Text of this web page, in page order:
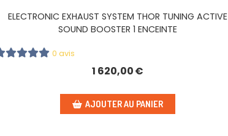
ELECTRONIC EXHAUST SYSTEM THOR TUNING ACTIVE
SOUND BOOSTER 1 ENCEINTE
0 avis
1 620,00€
AJOUTER AU PANIER